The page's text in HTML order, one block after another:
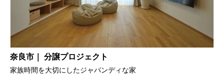
奈良市｜ 分譲プロジェクト
家族時間を大切にしたジャパンディな家